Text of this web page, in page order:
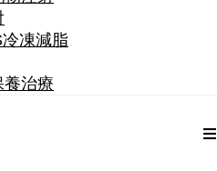
凍減脂
治療